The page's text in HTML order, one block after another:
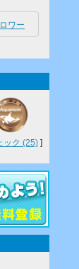
ワー
ック (25) ]